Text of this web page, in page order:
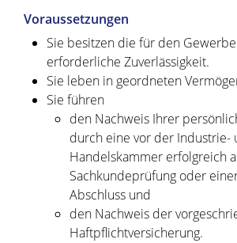
Voraussetzungen
Sie besitzen die für den
erforderliche Zuverlässigkeit.
Sie leben in geordneten
Sie führen
den Nachweis Ihrer
durch eine vor der Industrie-
Handelskammer erfolgreich
Sachkundeprüfung oder
Abschluss und
den Nachweis der
Haftpflichtversicherung.